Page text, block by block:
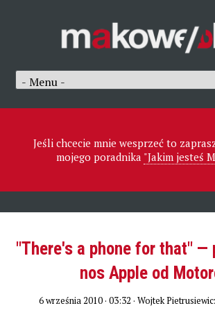
Jeśli chcecie mnie wesprzeć to
mojego poradnika "Jakim jesteś
"There's a phone for that" —
nos Apple od
6 września 2010 · 03:32 · Wojtek